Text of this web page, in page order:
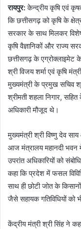
रायपुर:केन्द्रीय कृषि एवं
कि छत्तीसगढ़ को कृषि के
सरकार के साथ मिलकर
कृषि वैज्ञानिकों और राज्य
छत्तीसगढ़ के एग्रोक्लाइमेट
श्री विजय शर्मा एवं कृषि
मुख्यमंत्री के प्रमुख सचिव
श्रीमती शहला निगार,
अधिकारी मौजूद थे।
मुख्यमंत्री श्री विष्णु देव
आज मंत्रालय महानदी भवन
उपरांत अधिकारियों को
कहा कि प्रदेश में फसल
साथ ही छोटी जोत के
जैसे सहायक गतिविधियों को
केंद्रीय मंत्री श्री सिंह ने